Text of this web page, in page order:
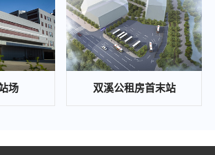
重庆东站铁路综合交通枢纽高铁新经济区基础设施工程（开成路、兴塘路拓宽及东延伸段、东侧集散通道）一期景观绿化工程、交通工程、照明工程第三方检测 答疑补遗通知
地食堂食材配送比选邀请公告
场 双溪公租房首末站